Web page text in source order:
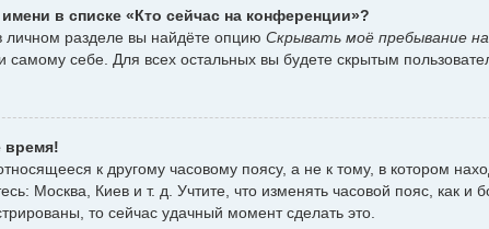
в списке «Кто сейчас на конференции»?
личном разделе вы найдёте опцию Скрывать моё пребывание
себе. Для всех остальных вы будете скрытым
время!
к другому часовому поясу, а не к тому, в котором
Москва, Киев и т. д. Учтите, что изменять часовой пояс, как и
то сейчас удачный момент сделать это.